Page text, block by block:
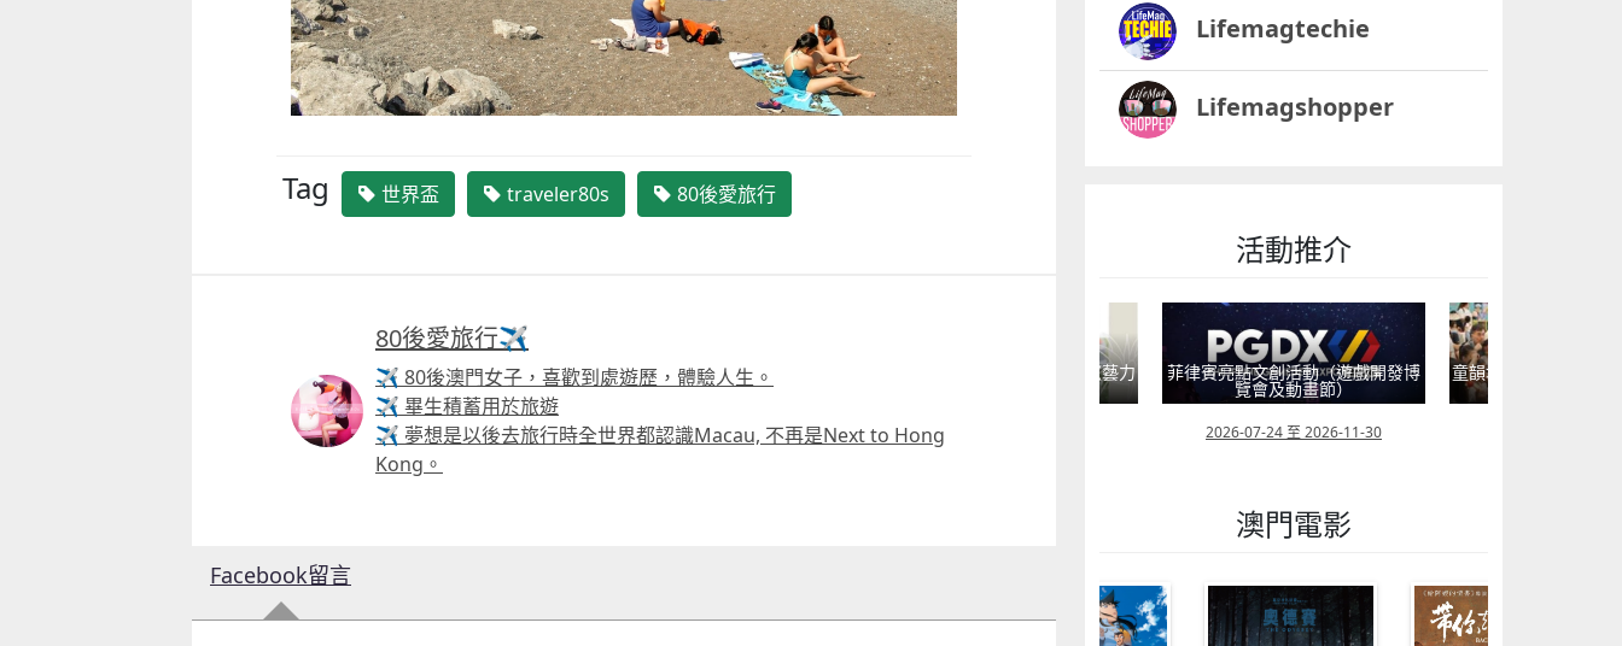
Tag 世界盃 traveler80s 80後愛旅行
80後愛旅行✈️
✈ 80後澳門女子，喜歡到處遊歷，體驗人生。
✈ 畢生積蓄用於旅遊
✈ 夢想是以後去旅行時全世界都認識Macau, 不再是Next to Hong
Kong。
Facebook留言
Lifemagtechie
Lifemagshopper
活動推介
童心探秘澳門的“中國第一”系列──
西式大學
2026-07-11 至 2026-08-08
嬰幼兒親子閱讀推廣活動-嬰幼繪本
氹氹轉
2026-07-11 至 2026-08-23
方舟澳門藝術學會呈獻2026《藝力
2026-08-02 至 2026-09-12
菲律賓亮點文創活動（遊戲開發博
覽會及動畫節）
2026-07-24 至 2026-11-30
童韻培育系列“星海星
澳門電影